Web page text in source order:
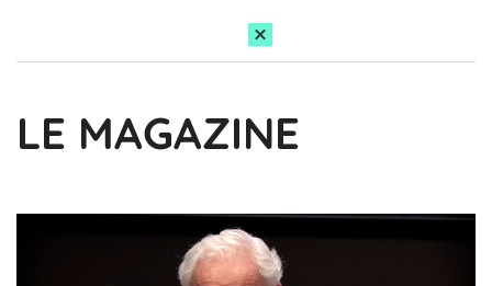
LE MAGAZINE